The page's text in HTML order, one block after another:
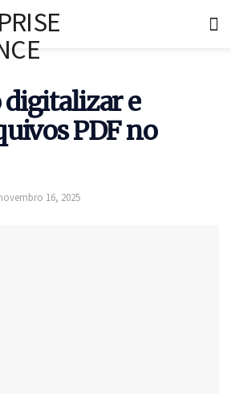
digitalizar e
PDF no
16, 2025